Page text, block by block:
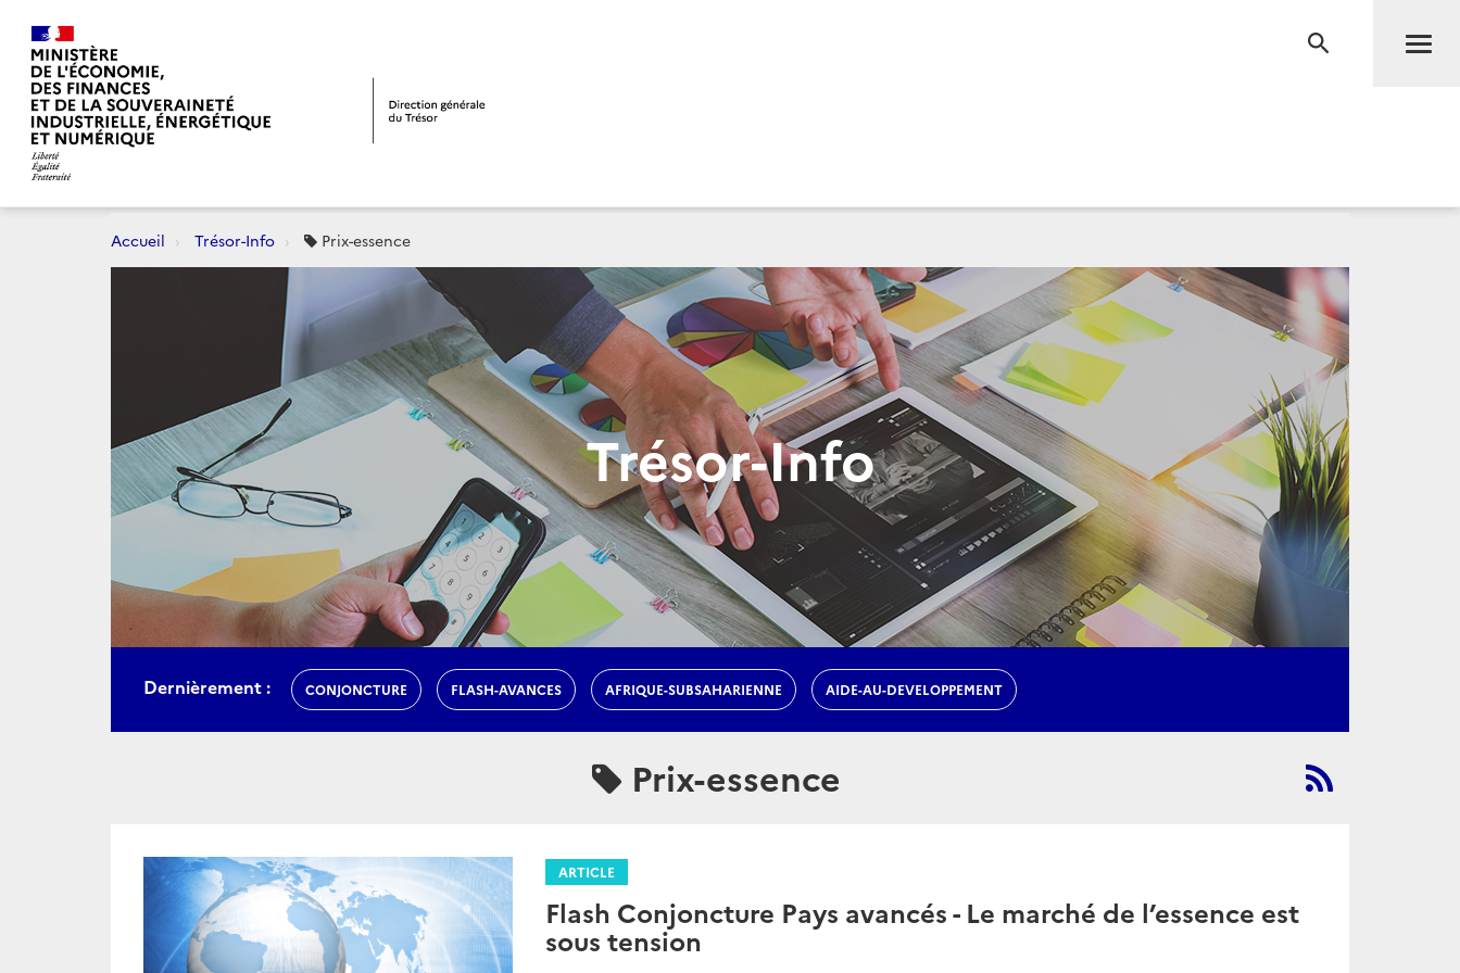
RECHERCHE
Accueil Trésor-Info Prix-essence
Trésor-Info
Dernièrement : CONJONCTURE FLASH-AVANCES AFRIQUE-SUBSAHARIENNE AIDE-AU-DEVELOPPEMENT
Prix-essence
ARTICLE
Flash Conjoncture Pays avancés - Le marché de l’essence est
sous tension